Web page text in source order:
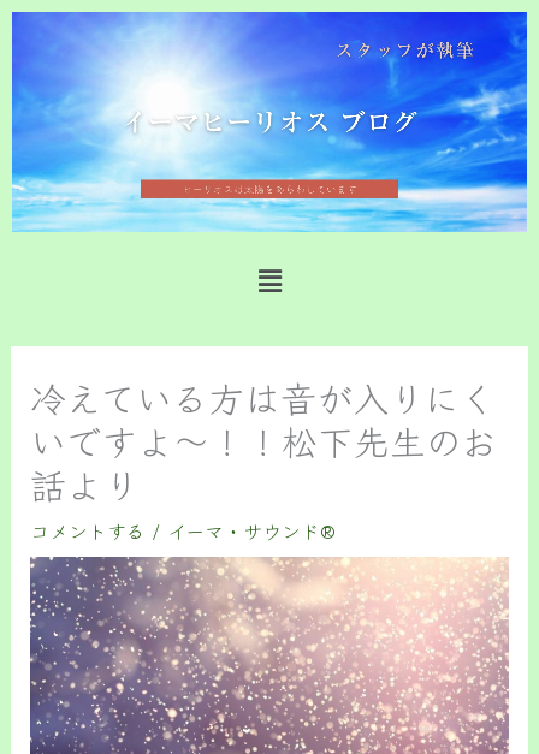
内
ス
キ
ッ
プ
メ
ニ
ー
冷えている方は音が入りにく
いですよ～！！松下先生のお
話より
コメントする / イーマ・サウンド®️